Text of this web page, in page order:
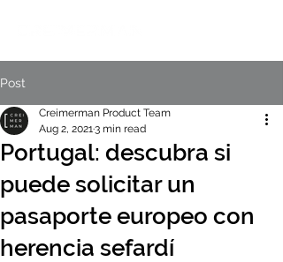
Post
Portugal: descubra si
puede solicitar un
pasaporte europeo con
herencia sefardí
Creimerman Product Team
Aug 2, 20213 min read